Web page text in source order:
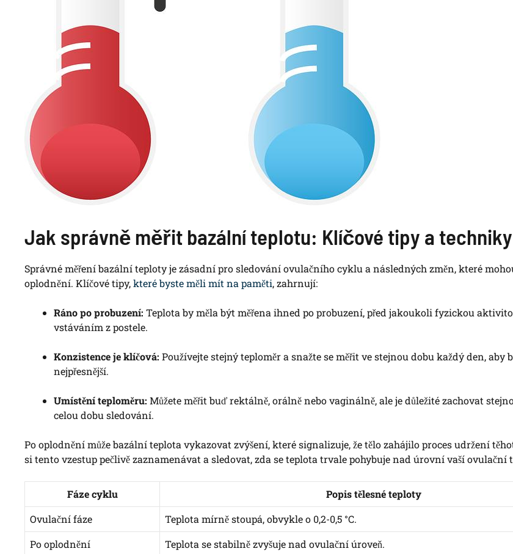
Jak správně měřit bazální teplotu: Klíčové tipy a techniky
Správné měření bazální teploty je zásadní pro sledování ovulačního cyklu a následných změn, které
oplodnění. Klíčové tipy,které byste měli mít na paměti, zahrnují:
Ráno po probuzení: Teplota by měla být měřena ihned po probuzení, před jakoukoli fyzickou
vstáváním z postele.
Konzistence je klíčová: Používejte stejný teploměr a snažte se měřit ve stejnou dobu každý den, aby
nejpřesnější.
Umístění teploměru: Můžete měřit buď rektálně, orálně nebo vaginálně, ale je důležité zachovat
celou dobu sledování.
Po oplodnění může bazální teplota vykazovat zvýšení, které signalizuje, že tělo zahájilo proces udržení
si tento vzestup pečlivě zaznamenávat a sledovat, zda se teplota trvale pohybuje nad úrovní vaší ovulační
Fáze cyklu
Popis tělesné teploty
Ovulační fáze
Teplota mírně stoupá, obvykle o 0,2-0,5 °C.
Po oplodnění
Teplota se stabilně zvyšuje nad ovulační úroveň.